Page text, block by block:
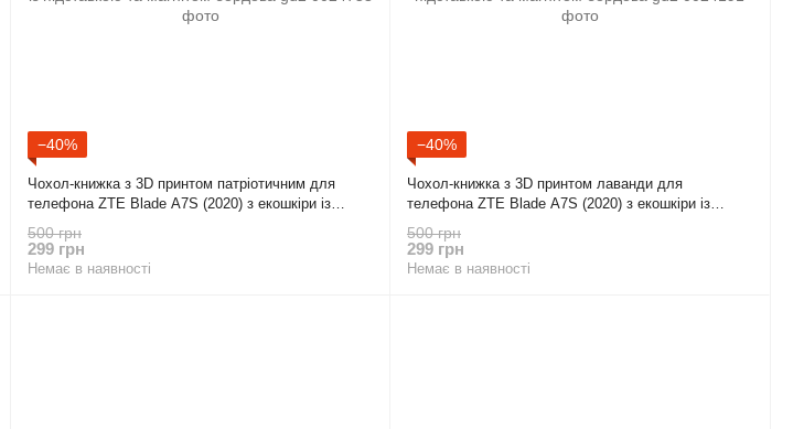
−40%
Чохол-книжка з 3D принтом патріотичним для
телефона ZTE Blade A7S (2020) з екошкіри із
підставкою та магнітом бордова gd2
500 грн
299 грн
Немає в наявності
−40%
Чохол-книжка з 3D принтом лаванди для
телефона ZTE Blade A7S (2020) з екошкіри із
підставкою та магнітом бордова gd2
500 грн
299 грн
Немає в наявності